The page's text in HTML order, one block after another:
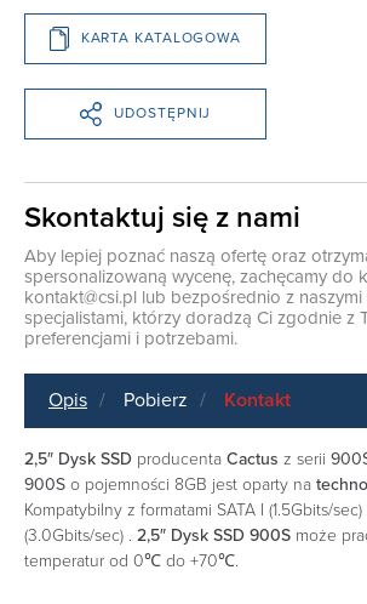
KARTA KATALOGOWA
UDOSTĘPNIJ
Skontaktuj się z nami
Aby lepiej poznać naszą ofertę oraz
spersonalizowaną wycenę, zachęcamy do
kontakt@csi.pl lub bezpośrednio z
specjalistami, którzy doradzą Ci zgodnie z
preferencjami i potrzebami.
Opis Pobierz Kontakt
2,5″ Dysk SSD producenta Cactus z serii
900S o pojemności 8GB jest oparty na
Kompatybilny z formatami SATA I (1.5Gbits/sec)
(3.0Gbits/sec) . 2,5″ Dysk SSD 900S może
temperatur od 0℃ do +70℃.